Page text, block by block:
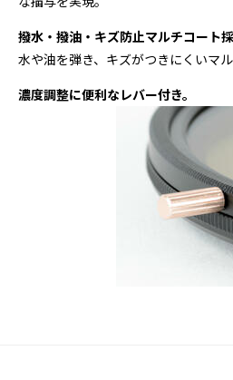
撥水・撥油・キズ防止マルチコート
水や油を弾き、キズがつきにくいマル
濃度調整に便利なレバー付き。